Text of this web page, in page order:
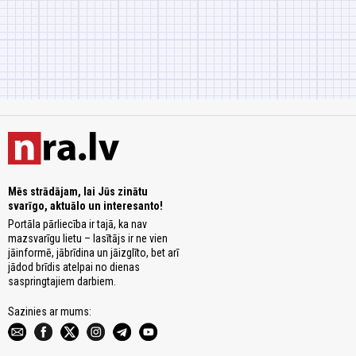
Mēs strādājam, lai Jūs zinātu
svarīgo, aktuālo un interesanto!
Portāla pārliecība ir tajā, ka nav
mazsvarīgu lietu – lasītājs ir ne vien
jāinformē, jābrīdina un jāizglīto, bet arī
jādod brīdis atelpai no dienas
saspringtajiem darbiem.
Sazinies ar mums: